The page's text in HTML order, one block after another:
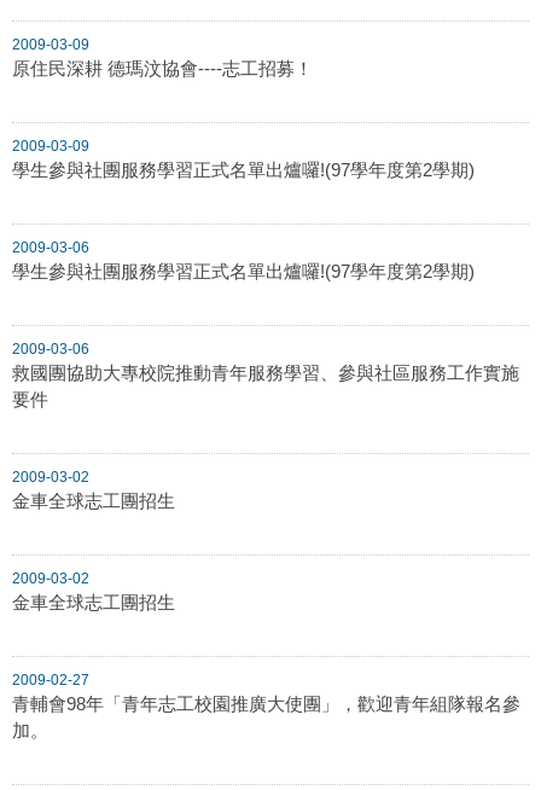
2009-03-09
原住民深耕 德瑪汶協會----志工招募！
2009-03-09
學生參與社團服務學習正式名單出爐囉!(97學年度第2學期)
2009-03-06
學生參與社團服務學習正式名單出爐囉!(97學年度第2學期)
2009-03-06
救國團協助大專校院推動青年服務學習、參與社區服務工作實施
要件
2009-03-02
金車全球志工團招生
2009-03-02
金車全球志工團招生
2009-02-27
青輔會98年「青年志工校園推廣大使團」，歡迎青年組隊報名參
加。